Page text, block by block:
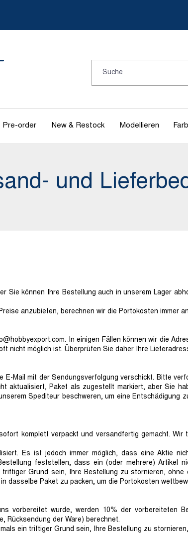
Pre-order New & Restock Modellieren
und
Sie können Ihre Bestellung auch in unserem Lager
anzubieten, berechnen wir die Portokosten immer
In einigen Fällen können wir die
nicht möglich ist. Überprüfen Sie daher Ihre
E-Mail mit der Sendungsverfolgung verschickt. Bitte
aktualisiert, Paket als zugestellt markiert, aber Sie
Spediteur beschweren, um eine Entschädigung
komplett verpackt und versandfertig gemacht.
Es ist jedoch immer möglich, dass eine Aktie
feststellen, dass ein (oder mehrere) Artikel
Grund sein, Ihre Bestellung zu stornieren,
dasselbe Paket zu packen, um die Portokosten
vorbereitet wurde, werden 10% der vorbereiteten
Rücksendung der Ware) berechnet.
ein triftiger Grund sein, Ihre Bestellung zu